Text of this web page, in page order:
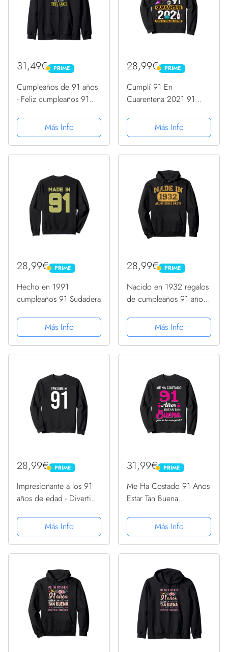
31,49€ PRIME
PRIME
Cumpleaños de 91 años
- Feliz cumpleaños 91
Más Info
28,99€ PRIME
PRIME
Cumplí 91 En
Cuarentena 2021 91
SudaderaMás Info
28,99€ PRIME
PRIME
Hecho en 1991
cumpleaños 91 Sudadera
Más Info
28,99€ PRIME
PRIME
Nacido en 1932 regalos
de cumpleaños 91 años
Sudadera con Capucha
Más Info
28,99€ PRIME
PRIME
Impresionante a los 91
años de edad - Divertido
cumpleaños 91 Sudadera
Más Info
31,99€ PRIME
PRIME
Me Ha Costado 91 Años
Estar Tan Buena
SudaderaMás Info